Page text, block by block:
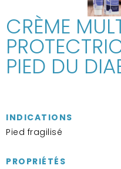
CRÈME
PIED DU
INDICATIONS
Pied fragilisé
PROPRIÉTÉS